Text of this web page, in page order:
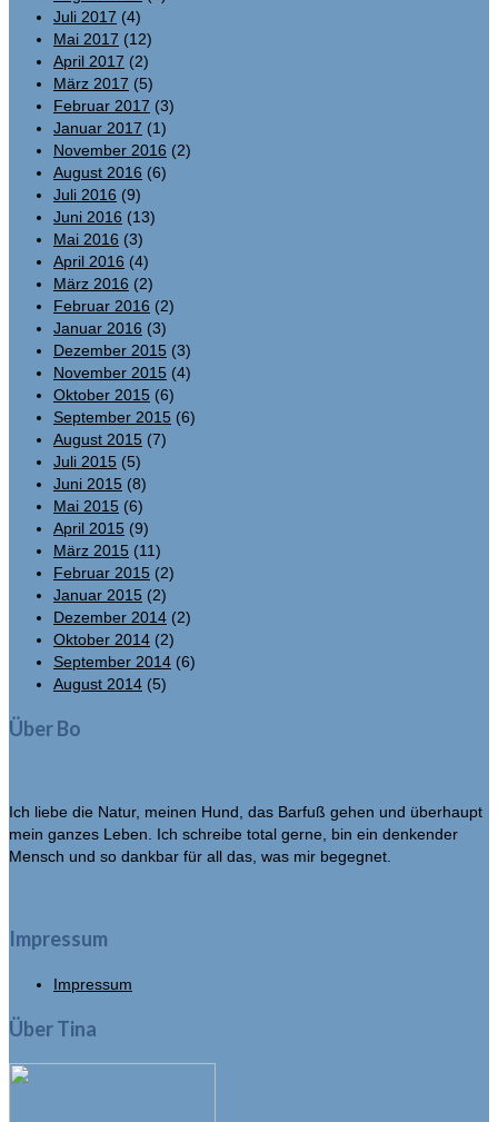
Juli 2017 (4)
Mai 2017 (12)
April 2017 (2)
März 2017 (5)
Februar 2017 (3)
Januar 2017 (1)
November 2016 (2)
August 2016 (6)
Juli 2016 (9)
Juni 2016 (13)
Mai 2016 (3)
April 2016 (4)
März 2016 (2)
Februar 2016 (2)
Januar 2016 (3)
Dezember 2015 (3)
November 2015 (4)
Oktober 2015 (6)
September 2015 (6)
August 2015 (7)
Juli 2015 (5)
Juni 2015 (8)
Mai 2015 (6)
April 2015 (9)
März 2015 (11)
Februar 2015 (2)
Januar 2015 (2)
Dezember 2014 (2)
Oktober 2014 (2)
September 2014 (6)
August 2014 (5)
Über Bo
Ich liebe die Natur, meinen Hund, das Barfuß gehen und überhaupt
mein ganzes Leben. Ich schreibe total gerne, bin ein denkender
Mensch und so dankbar für all das, was mir begegnet.
Impressum
Impressum
Über Tina